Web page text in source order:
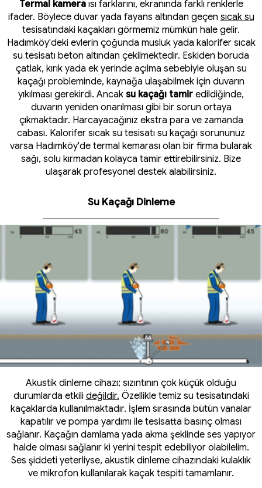
Termal kameraısı farklarını, ekranında farklı renklerle
ifader. Böylece duvar yada fayans altından geçen sıcak su
tesisatındaki kaçakları görmemiz mümkün hale gelir.
Hadımköy'deki evlerin çoğunda musluk yada kalorifer sıcak
su tesisatı beton altından çekilmektedir. Eskiden boruda
çatlak, kırık yada ek yerinde açılma sebebiyle oluşan su
kaçağı probleminde, kaynağa ulaşabilmek için duvarın
yıkılması gerekirdi. Ancak su kaçağı tamir edildiğinde,
duvarın yeniden onarılması gibi bir sorun ortaya
çıkmaktadır. Harcayacağınız ekstra para ve zamanda
cabası. Kalorifer sıcak su tesisatı su kaçağı sorununuz
varsa Hadımköy'de termal kemarası olan bir firma bularak
sağı, solu kırmadan kolayca tamir ettirebilirsiniz. Bize
ulaşarak profesyonel destek alabilirsiniz.
Su Kaçağı Dinleme
Akustik dinleme cihazı; sızıntının çok küçük olduğu
durumlarda etkili değildir. Özellikle temiz su tesisatındaki
kaçaklarda kullanılmaktadır. İşlem sırasında bütün vanalar
kapatılır ve pompa yardımı ile tesisatta basınç olması
sağlanır. Kaçağın damlama yada akma şeklinde ses yapıyor
halde olması sağlanır ki yerini tespit edebiliyor olabilelim.
Ses şiddeti yeterliyse, akustik dinleme cihazındaki kulaklık
ve mikrofon kullanılarak kaçak tespiti tamamlanır.